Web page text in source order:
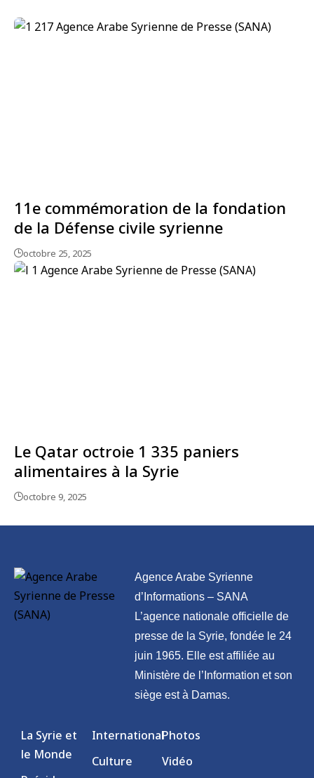
11e commémoration de la fondation
de la Défense civile syrienne
octobre 25, 2025
Le Qatar octroie 1 335 paniers
alimentaires à la Syrie
octobre 9, 2025
Agence Arabe Syrienne
d’Informations – SANA
L’agence nationale officielle de
presse de la Syrie, fondée le 24
juin 1965. Elle est affiliée au
Ministère de l’Information et son
siège est à Damas.
La Syrie et
le Monde
International
Culture
Photos
Vidéo